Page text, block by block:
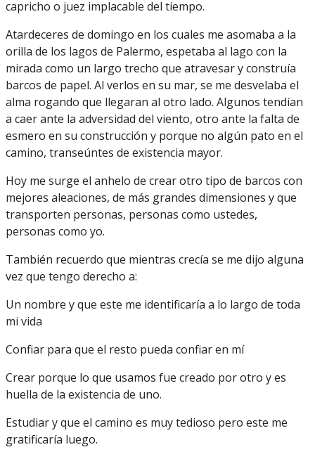
capricho o juez implacable del tiempo.
Atardeceres de domingo en los cuales me asomaba a la
orilla de los lagos de Palermo, espetaba al lago con la
mirada como un largo trecho que atravesar y construía
barcos de papel. Al verlos en su mar, se me desvelaba el
alma rogando que llegaran al otro lado. Algunos tendían
a caer ante la adversidad del viento, otro ante la falta de
esmero en su construcción y porque no algún pato en el
camino, transeúntes de existencia mayor.
Hoy me surge el anhelo de crear otro tipo de barcos con
mejores aleaciones, de más grandes dimensiones y que
transporten personas, personas como ustedes,
personas como yo.
También recuerdo que mientras crecía se me dijo alguna
vez que tengo derecho a:
Un nombre y que este me identificaría a lo largo de toda
mi vida
Confiar para que el resto pueda confiar en mí
Crear porque lo que usamos fue creado por otro y es
huella de la existencia de uno.
Estudiar y que el camino es muy tedioso pero este me
gratificaría luego.